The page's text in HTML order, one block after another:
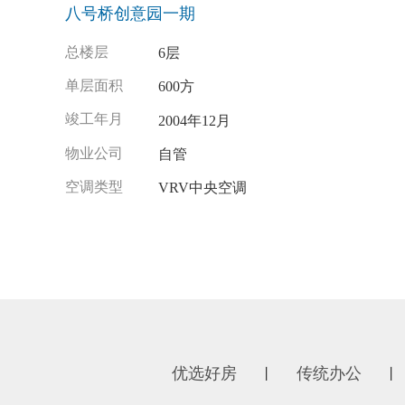
八号桥创意园一期
总楼层 6层
单层面积 600方
竣工年月 2004年12月
物业公司 自管
空调类型 VRV中央空调
优选好房 传统办公